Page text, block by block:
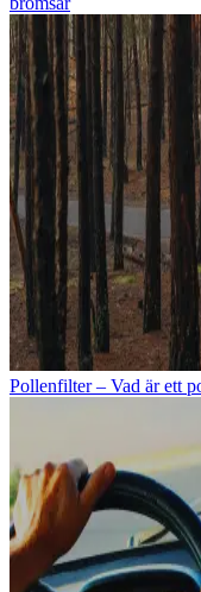
Pollenfilter – Vad är ett